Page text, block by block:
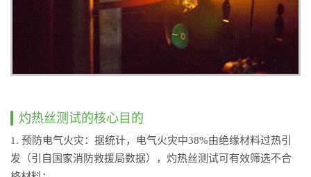
灼热丝测试的核心目的
1. 预防电气火灾：据统计，电气火灾中38%由绝缘材料过热引
发（引自国家消防救援局数据），灼热丝测试可有效筛选不合